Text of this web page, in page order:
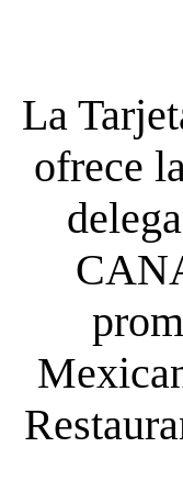
La
ofrece